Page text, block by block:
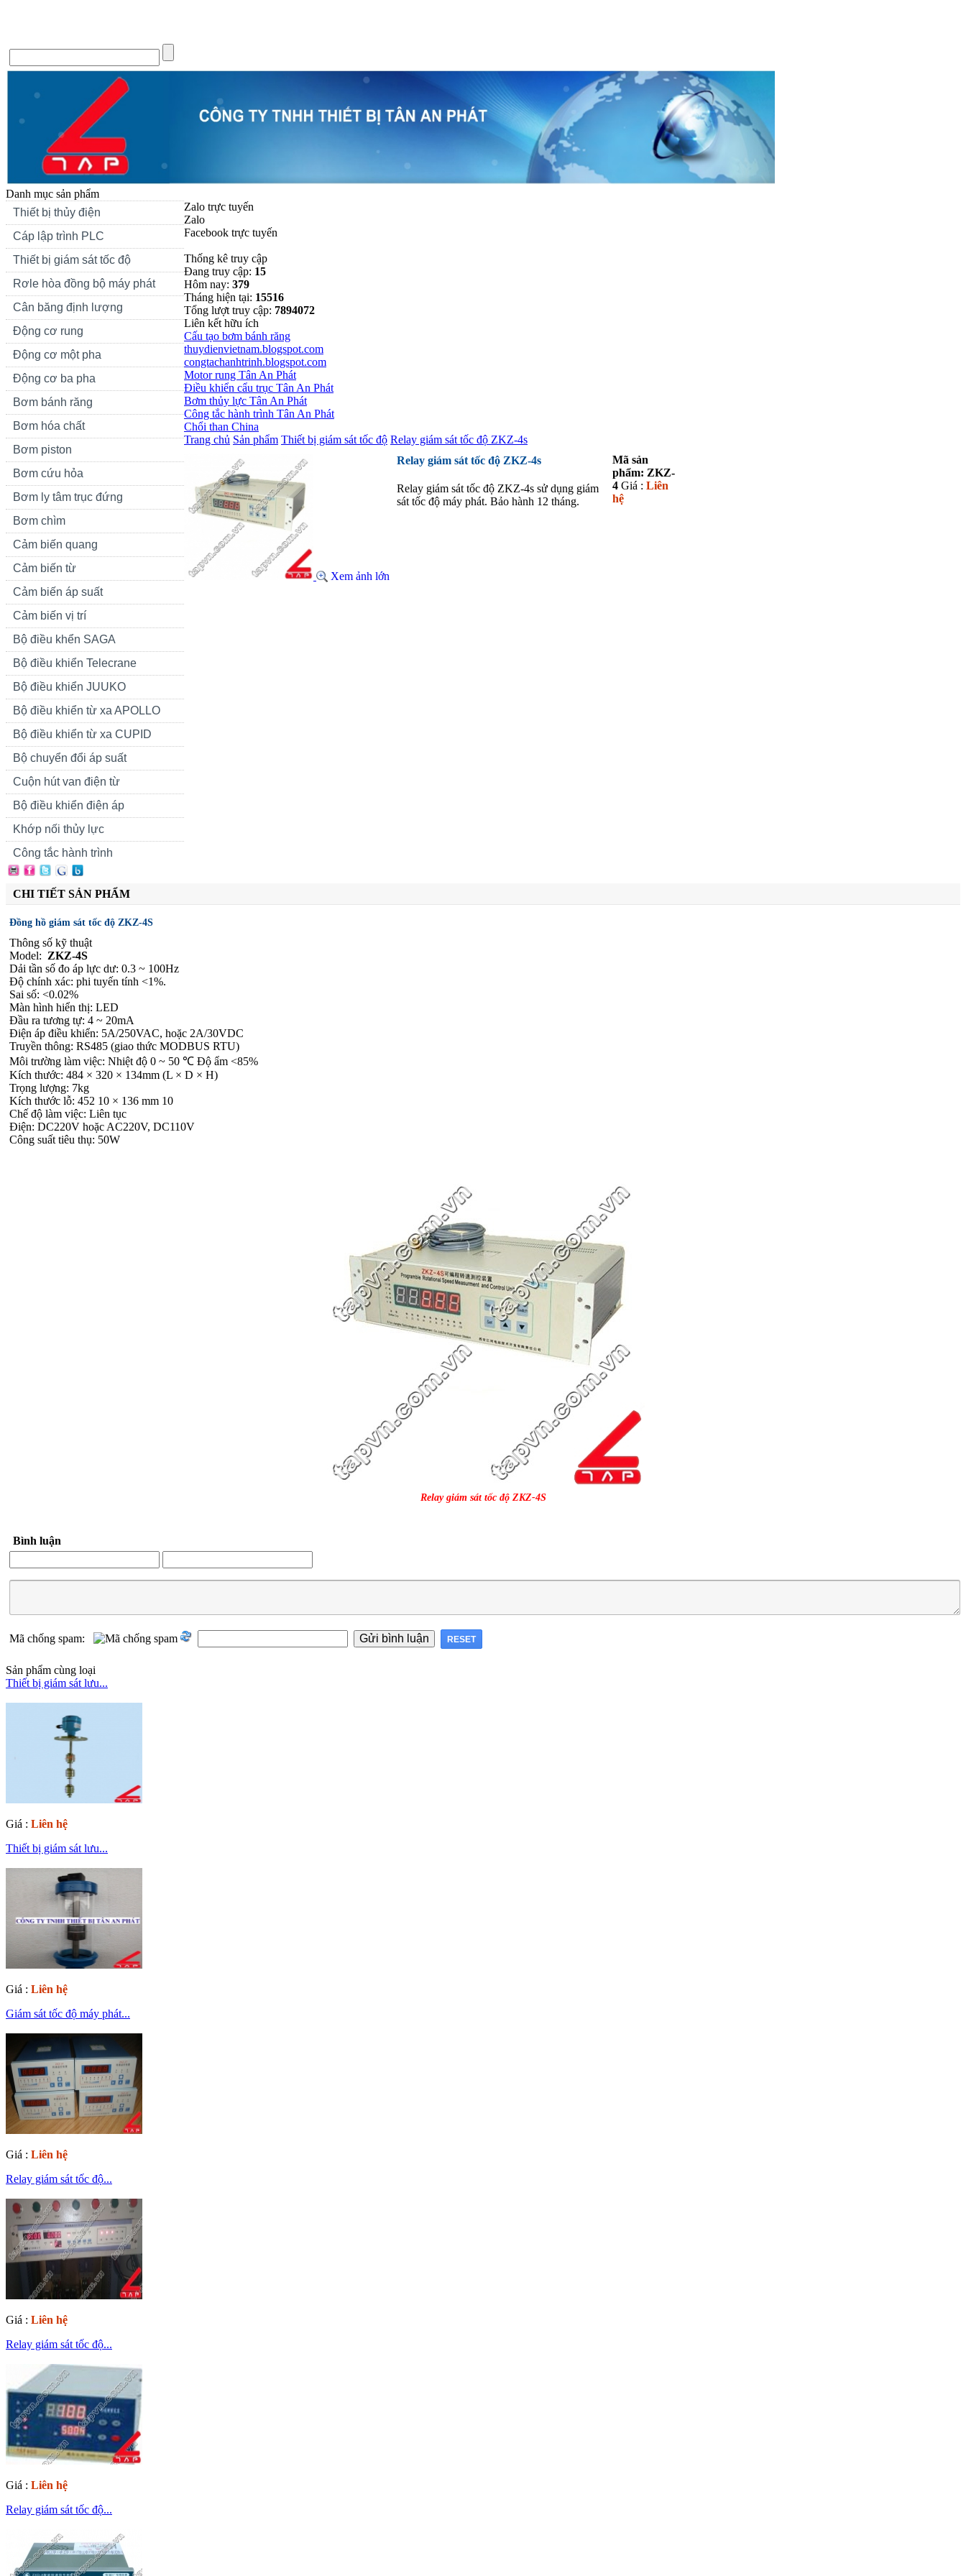
Danh mục sản phẩm
Thiết bị thủy điện
Cáp lập trình PLC
Thiết bị giám sát tốc độ
Rơle hòa đồng bộ máy phát
Cân băng định lượng
Động cơ rung
Động cơ một pha
Động cơ ba pha
Bơm bánh răng
Bơm hóa chất
Bơm piston
Bơm cứu hỏa
Bơm ly tâm trục đứng
Bơm chìm
Cảm biến quang
Cảm biến từ
Cảm biến áp suất
Cảm biến vị trí
Bộ điều khển SAGA
Bộ điều khiển Telecrane
Bộ điều khiển JUUKO
Bộ điều khiển từ xa APOLLO
Bộ điều khiển từ xa CUPID
Bộ chuyển đổi áp suất
Cuộn hút van điện từ
Bộ điều khiển điện áp
Khớp nối thủy lực
Công tắc hành trình
Zalo trực tuyến
Zalo
Facebook trực tuyến
Thống kê truy cập
Đang truy cập: 15
Hôm nay: 379
Tháng hiện tại: 15516
Tổng lượt truy cập: 7894072
Liên kết hữu ích
Cấu tạo bơm bánh răng
thuydienvietnam.blogspot.com
congtachanhtrinh.blogspot.com
Motor rung Tân An Phát
Điều khiển cẩu trục Tân An Phát
Bơm thủy lực Tân An Phát
Công tắc hành trình Tân An Phát
Chổi than China
Trang chủ Sản phẩm Thiết bị giám sát tốc độ Relay giám sát tốc độ ZKZ-4s
Xem ảnh lớn
Relay giám sát tốc độ ZKZ-4s
Relay giám sát tốc độ ZKZ-4s sử dụng giám
sát tốc độ máy phát. Bảo hành 12 tháng.
Mã sản
phẩm: ZKZ-
4 Giá : Liên
hệ
CHI TIẾT SẢN PHẨM
Đồng hồ giám sát tốc độ ZKZ-4S
Thông số kỹ thuật
Model: ZKZ-4S
Dải tần số đo áp lực dư: 0.3 ~ 100Hz
Độ chính xác: phi tuyến tính <1%.
Sai số: <0.02%
Màn hình hiển thị: LED
Đầu ra tương tự: 4 ~ 20mA
Điện áp điều khiển: 5A/250VAC, hoặc 2A/30VDC
Truyền thông: RS485 (giao thức MODBUS RTU)
Môi trường làm việc: Nhiệt độ 0 ~ 50 ℃ Độ ẩm <85%
Kích thước: 484 × 320 × 134mm (L × D × H)
Trọng lượng: 7kg
Kích thước lỗ: 452 10 × 136 mm 10
Chế độ làm việc: Liên tục
Điện: DC220V hoặc AC220V, DC110V
Công suất tiêu thụ: 50W
Relay giám sát tốc độ ZKZ-4S
Bình luận
Mã chống spam:
Sản phẩm cùng loại
Thiết bị giám sát lưu...
Giá : Liên hệ
Thiết bị giám sát lưu...
Giá : Liên hệ
Giám sát tốc độ máy phát...
Giá : Liên hệ
Relay giám sát tốc độ...
Giá : Liên hệ
Relay giám sát tốc độ...
Giá : Liên hệ
Relay giám sát tốc độ...